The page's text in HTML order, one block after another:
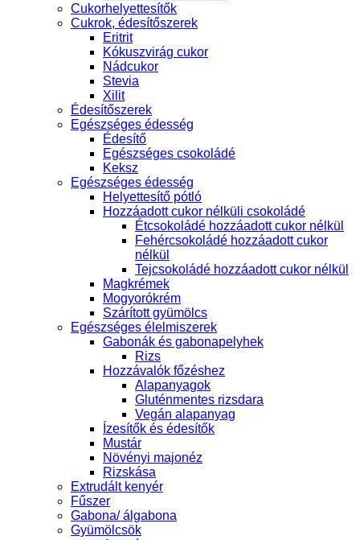
Cukorhelyettesítők
Cukrok, édesítőszerek
Eritrit
Kókuszvirág cukor
Nádcukor
Stevia
Xilit
Édesítőszerek
Egészséges édesség
Édesítő
Egészséges csokoládé
Keksz
Egészséges édesség
Helyettesítő pótló
Hozzáadott cukor nélküli csokoládé
Étcsokoládé hozzáadott cukor nélkül
Fehércsokoládé hozzáadott cukor
nélkül
Tejcsokoládé hozzáadott cukor nélkül
Magkrémek
Mogyorókrém
Szárított gyümölcs
Egészséges élelmiszerek
Gabonák és gabonapelyhek
Rizs
Hozzávalók főzéshez
Alapanyagok
Gluténmentes rizsdara
Vegán alapanyag
Ízesítők és édesítők
Mustár
Növényi majonéz
Rizskása
Extrudált kenyér
Fűszer
Gabona/ álgabona
Gyümölcsök